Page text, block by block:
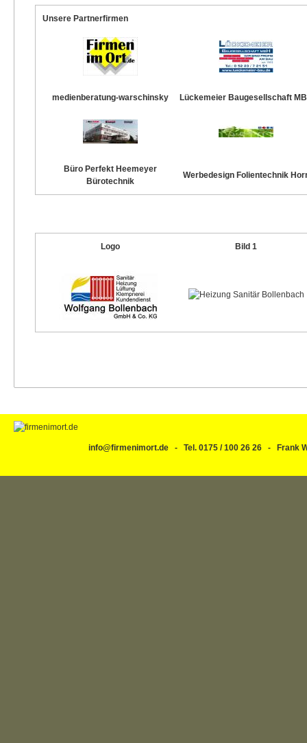
Unsere Partnerfirmen
medienberatung-warschinsky Lückemeier Baugesellschaft
Büro Perfekt Heemeyer
Bürotechnik
Werbedesign Folientechnik
Logo Bild 1
info@firmenimort.de - Tel. 0175 / 100 26 26 -